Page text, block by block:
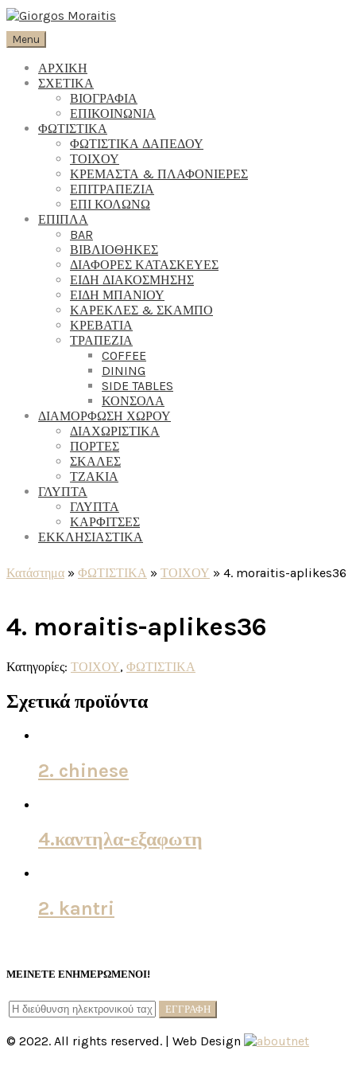
Menu
ΑΡΧΙΚΗ
ΣΧΕΤΙΚΑ
ΒΙΟΓΡΑΦΙΑ
ΕΠΙΚΟΙΝΩΝΙΑ
ΦΩΤΙΣΤΙΚΑ
ΦΩΤΙΣΤΙΚΑ ΔΑΠΕΔΟΥ
ΤΟΙΧΟΥ
ΚΡΕΜΑΣΤΑ & ΠΛΑΦΟΝΙΕΡΕΣ
ΕΠΙΤΡΑΠΕΖΙΑ
ΕΠΙ ΚΟΛΩΝΩ
ΕΠΙΠΛΑ
BAR
ΒΙΒΛΙΟΘΗΚΕΣ
ΔΙΑΦΟΡΕΣ ΚΑΤΑΣΚΕΥΕΣ
ΕΙΔΗ ΔΙΑΚΟΣΜΗΣΗΣ
ΕΙΔΗ ΜΠΑΝΙΟΥ
ΚΑΡΕΚΛΕΣ & ΣΚΑΜΠΟ
ΚΡΕΒΑΤΙΑ
ΤΡΑΠΕΖΙΑ
COFFEE
DINING
SIDE TABLES
ΚΟΝΣΟΛΑ
ΔΙΑΜΟΡΦΩΣΗ ΧΩΡΟΥ
ΔΙΑΧΩΡΙΣΤΙΚΑ
ΠΟΡΤΕΣ
ΣΚΑΛΕΣ
ΤΖΑΚΙΑ
ΓΛΥΠΤΑ
ΓΛΥΠΤΑ
ΚΑΡΦΙΤΣΕΣ
ΕΚΚΛΗΣΙΑΣΤΙΚΑ
Κατάστημα » ΦΩΤΙΣΤΙΚΑ » ΤΟΙΧΟΥ » 4. moraitis-aplikes36
4. moraitis-aplikes36
Κατηγορίες: ΤΟΙΧΟΥ, ΦΩΤΙΣΤΙΚΑ
Σχετικά προϊόντα
2. chinese
4.καντηλα-εξαφωτη
2. kantri
ΜΕΙΝΕΤΕ ΕΝΗΜΕΡΩΜΕΝΟΙ!
© 2022. All rights reserved. | Web Design